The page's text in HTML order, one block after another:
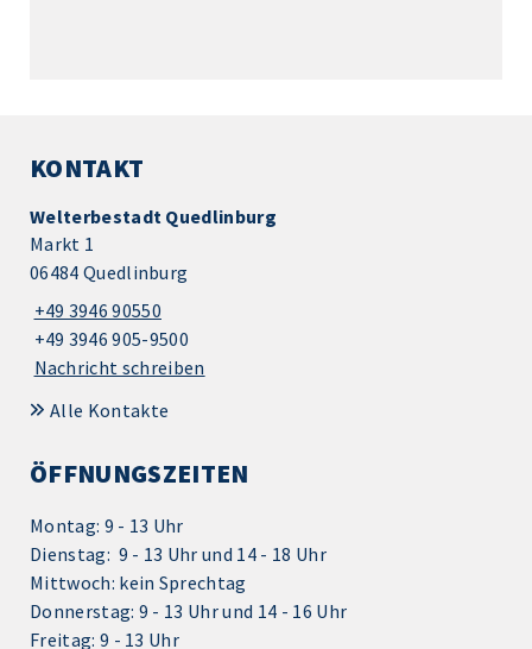
KONTAKT
Welterbestadt Quedlinburg
Markt 1
06484 Quedlinburg
+49 3946 90550
+49 3946 905-9500
Nachricht schreiben
Alle Kontakte
ÖFFNUNGSZEITEN
Montag: 9 - 13 Uhr
Dienstag: 9 - 13 Uhr und 14 - 18 Uhr
Mittwoch: kein Sprechtag
Donnerstag: 9 - 13 Uhr und 14 - 16 Uhr
Freitag: 9 - 13 Uhr